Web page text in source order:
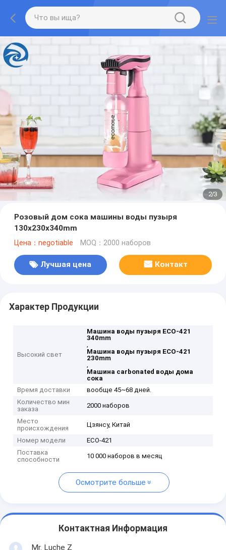
2/3
Розовый дом сока машины воды пузыря
130x230x340mm
Цена：negotiable MOQ：2000 наборов
Лучшая цена Контакт
Характер Продукции
Высокий свет
Машина воды пузыря ECO-421
340mm
,
Машина воды пузыря ECO-421
230mm
,
Машина carbonated воды дома
сока
Время доставки
вообще 45~68 дней.
Количество мин
заказа
2000 наборов
Место
происхождения
Цзянсу, Китай
Номер модели
ECO-421
Поставка
способности
10 000 наборов в месяц
Осмотрите больше
Контактная Информация
Mr. Luche Z